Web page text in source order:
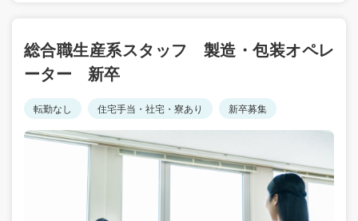
総合職生産系スタッフ 製造・包装オペレ
ーター 新卒
転勤なし 住宅手当・社宅・寮あり 新卒募集